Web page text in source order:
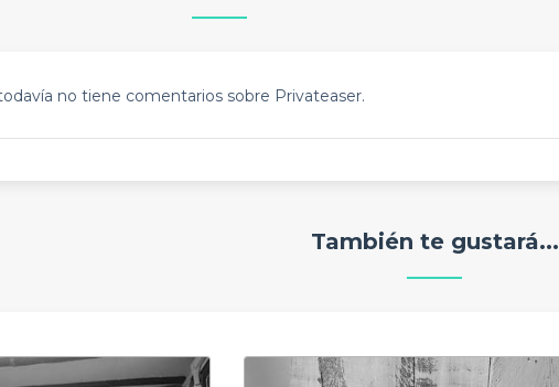
no tiene comentarios sobre Privateaser.
También te gustará...